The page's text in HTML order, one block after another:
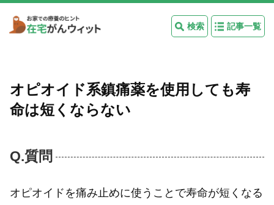
検索 記事一覧
オピオイド系鎮痛薬を使用しても寿
命は短くならない
Q.質問
オピオイドを痛み止めに使うことで寿命が短くなる